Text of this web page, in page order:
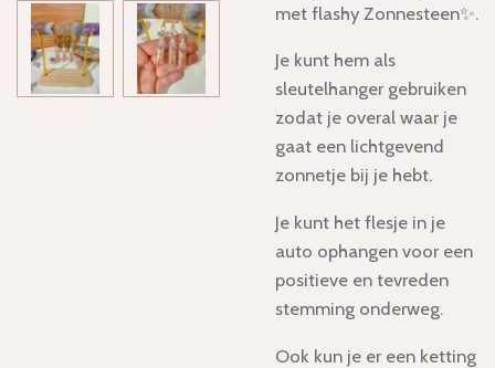
met flashy Zonnesteen✨.
Je kunt hem als
sleutelhanger gebruiken
zodat je overal waar je
gaat een lichtgevend
zonnetje bij je hebt.
Je kunt het flesje in je
auto ophangen voor een
positieve en tevreden
stemming onderweg.
Ook kun je er een ketting